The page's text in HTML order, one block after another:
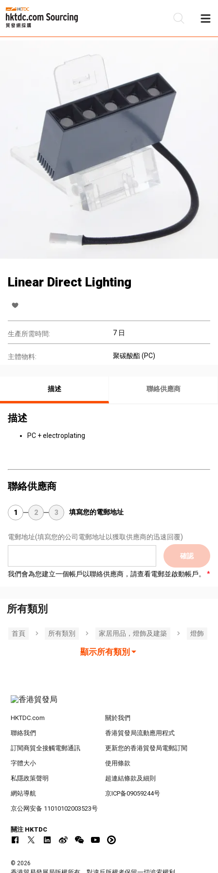
Linear Direct Lighting
生產所需時間: 7 日
主體物料: 聚碳酸酯 (PC)
描述 聯絡供應商
描述
PC + electroplating
聯絡供應商
1 2 3 填寫您的電郵地址
電郵地址(填寫您的公司電郵地址以獲取供應商的迅速回覆)
確認
我們會為您建立一個帳戶以聯絡供應商，請查看電郵並啟動帳戶。
所有類別
首頁 所有類別 家居用品，燈飾及建築 燈飾
顯示所有類別
HKTDC.com 關於我們
聯絡我們 香港貿發局流動應用程式
訂閱商貿全接觸電郵通訊 更新您的香港貿發局電郵訂閱
字體大小 使用條款
私隱政策聲明 超連結條款及細則
網站導航 京ICP备09059244号
京公网安备 11010102003523号
關注 HKTDC
© 2026